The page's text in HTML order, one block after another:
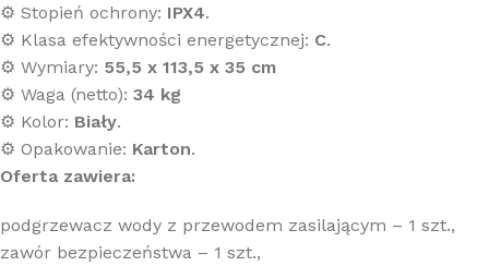
⚙️ Stopień ochrony: IPX4.
⚙️ Klasa efektywności energetycznej: C.
⚙️ Wymiary: 55,5 x 113,5 x 35 cm
⚙️ Waga (netto): 34 kg
⚙️ Kolor: Biały.
⚙️ Opakowanie: Karton.
Oferta zawiera:
podgrzewacz wody z przewodem zasilającym – 1 szt.,
zawór bezpieczeństwa – 1 szt.,